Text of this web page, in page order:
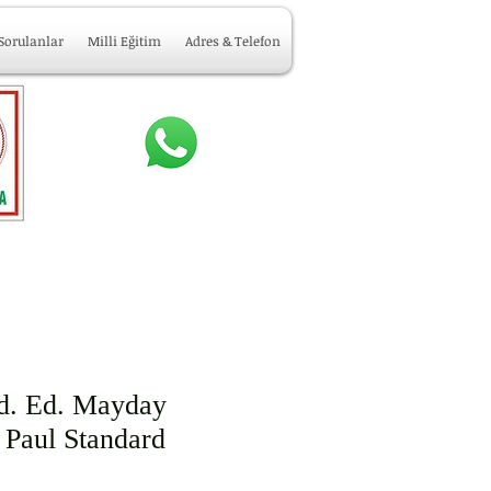
Milli Eğitim Adres & Telefon
Ed. Mayday
Standard